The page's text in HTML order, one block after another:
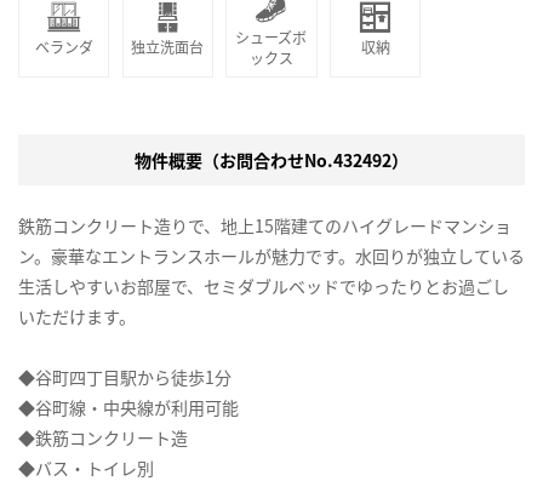
ベランダ 独立洗面台
シューズボ
ックス
収納
物件概要（お問合わせNo.432492）
鉄筋コンクリート造りで、地上15階建てのハイグレードマンショ
ン。豪華なエントランスホールが魅力です。水回りが独立している
生活しやすいお部屋で、セミダブルベッドでゆったりとお過ごし
いただけます。
◆谷町四丁目駅から徒歩1分
◆谷町線・中央線が利用可能
◆鉄筋コンクリート造
◆バス・トイレ別